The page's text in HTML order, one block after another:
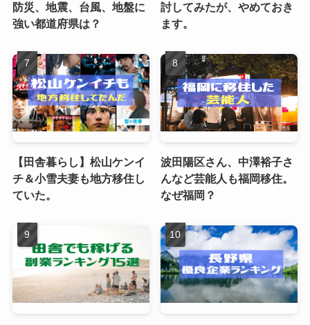
防災、地震、台風、地盤に
強い都道府県は？
討してみたが、やめておき
ます。
【田舎暮らし】松山ケンイ
チ＆小雪夫妻も地方移住し
ていた。
波田陽区さん、中澤裕子さ
んなど芸能人も福岡移住。
なぜ福岡？